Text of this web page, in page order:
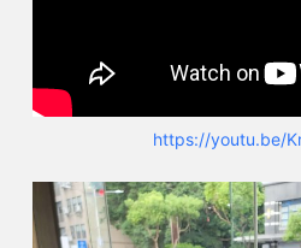
https://youtu.be/